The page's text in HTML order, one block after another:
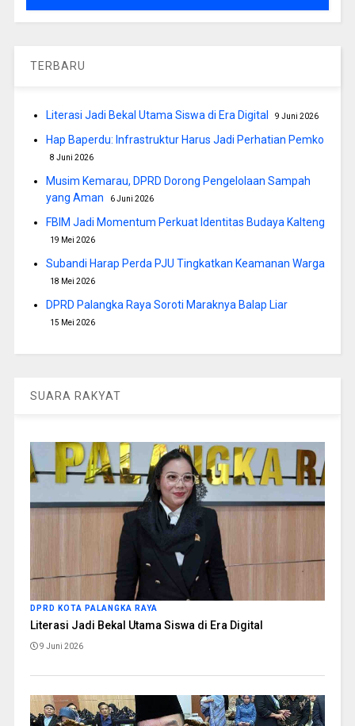
TERBARU
Literasi Jadi Bekal Utama Siswa di Era Digital 9 Juni 2026
Hap Baperdu: Infrastruktur Harus Jadi Perhatian Pemko
8 Juni 2026
Musim Kemarau, DPRD Dorong Pengelolaan Sampah
yang Aman
6 Juni 2026
FBIM Jadi Momentum Perkuat Identitas Budaya Kalteng
19 Mei 2026
Subandi Harap Perda PJU Tingkatkan Keamanan Warga
18 Mei 2026
DPRD Palangka Raya Soroti Maraknya Balap Liar
15 Mei 2026
SUARA RAKYAT
DPRD KOTA PALANGKA RAYA
Literasi Jadi Bekal Utama Siswa di Era Digital
9 Juni 2026